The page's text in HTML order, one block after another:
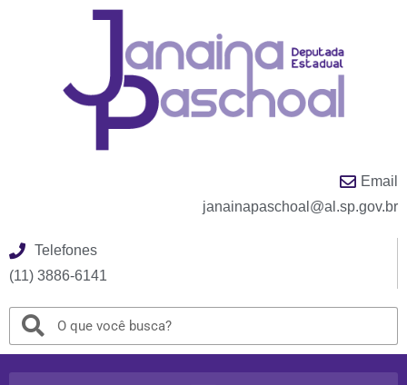
Email
janainapaschoal@al.sp.gov.br
Telefones
(11) 3886-6141